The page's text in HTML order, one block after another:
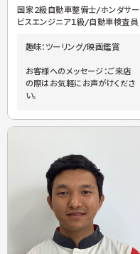
国家２級自動車整備士/ホンダサー
ビスエンジニア１級/自動車検査員
趣味：ツーリング/映画鑑賞
お客様へのメッセージ：ご来店
の際はお気軽にお声がけくださ
い。